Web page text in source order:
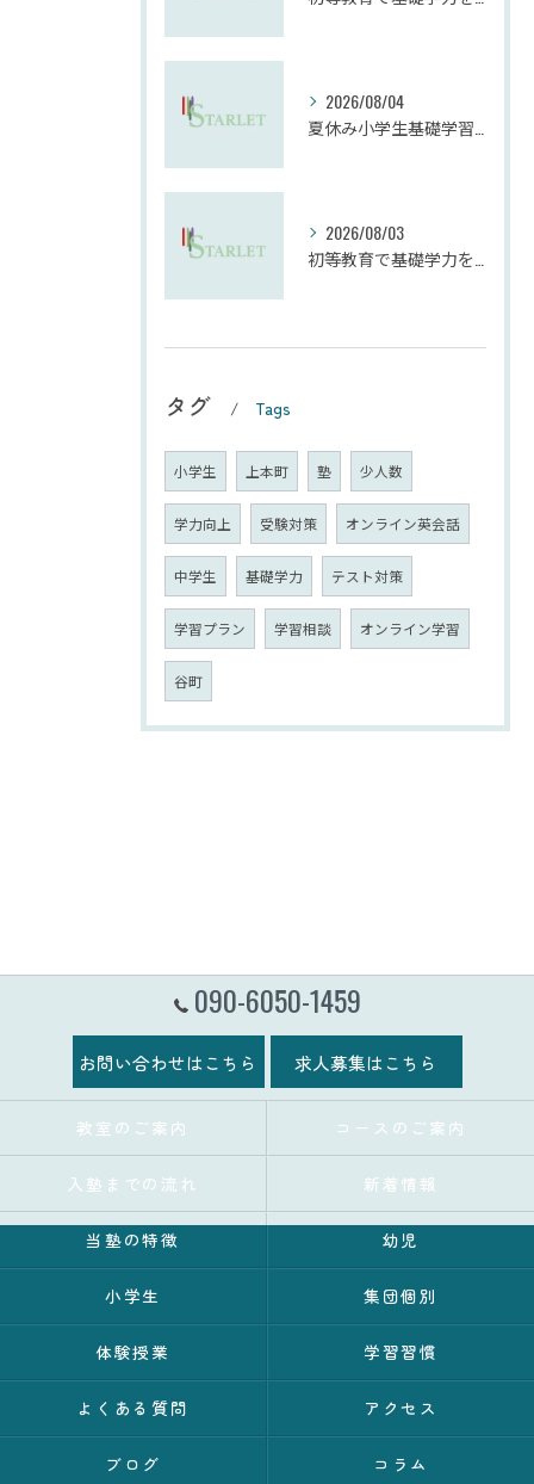
2026/08/04
2026/08/03
タグ Tags
小学生 上本町 塾 少人数
学力向上 受験対策 オンライン英会話
中学生 基礎学力 テスト対策
学習プラン 学習相談 オンライン学習
谷町
090-6050-1459
お問い合わせはこちら 求人募集はこちら
教室のご案内 コースのご案内
入塾までの流れ 新着情報
当塾の特徴 幼児
小学生 集団個別
体験授業 学習習慣
よくある質問 アクセス
ブログ コラム